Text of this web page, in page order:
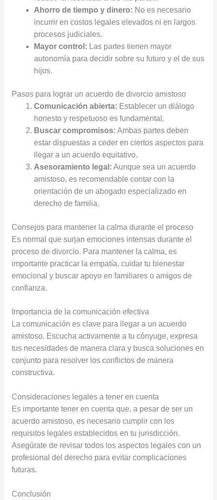
Ahorro de tiempo y dinero: No es necesario
incurrir en costos legales elevados ni en largos
procesos judiciales.
Mayor control: Las partes tienen mayor
autonomía para decidir sobre su futuro y el de sus
hijos.
Pasos para lograr un acuerdo de divorcio amistoso
Comunicación abierta: Establecer un diálogo
honesto y respetuoso es fundamental.
Buscar compromisos: Ambas partes deben
estar dispuestas a ceder en ciertos aspectos para
llegar a un acuerdo equitativo.
Asesoramiento legal: Aunque sea un acuerdo
amistoso, es recomendable contar con la
orientación de un abogado especializado en
derecho de familia.
Consejos para mantener la calma durante el proceso
Es normal que surjan emociones intensas durante el
proceso de divorcio. Para mantener la calma, es
importante practicar la empatía, cuidar tu bienestar
emocional y buscar apoyo en familiares o amigos de
confianza.
Importancia de la comunicación efectiva
La comunicación es clave para llegar a un acuerdo
amistoso. Escucha activamente a tu cónyuge, expresa
tus necesidades de manera clara y busca soluciones en
conjunto para resolver los conflictos de manera
constructiva.
Consideraciones legales a tener en cuenta
Es importante tener en cuenta que, a pesar de ser un
acuerdo amistoso, es necesario cumplir con los
requisitos legales establecidos en tu jurisdicción.
Asegúrate de revisar todos los aspectos legales con un
profesional del derecho para evitar complicaciones
futuras.
Conclusión